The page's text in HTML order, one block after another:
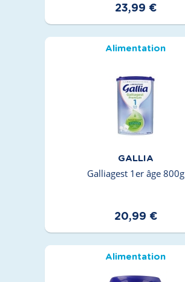
23,99 €
Alimentation
GALLIA
Galliagest 1er âge 800g
20,99 €
Alimentation